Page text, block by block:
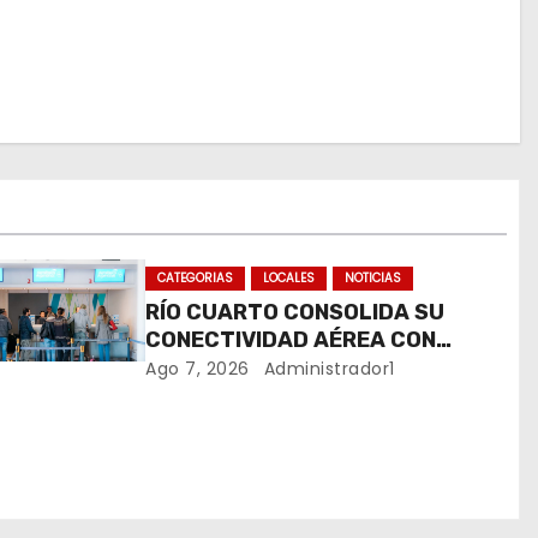
CATEGORIAS LOCALES NOTICIAS
RÍO CUARTO CONSOLIDA SU
CONECTIVIDAD AÉREA CON
CUATRO VUELOS SEMANALES A
Ago 7, 2026 Administrador1